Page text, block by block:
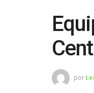
por